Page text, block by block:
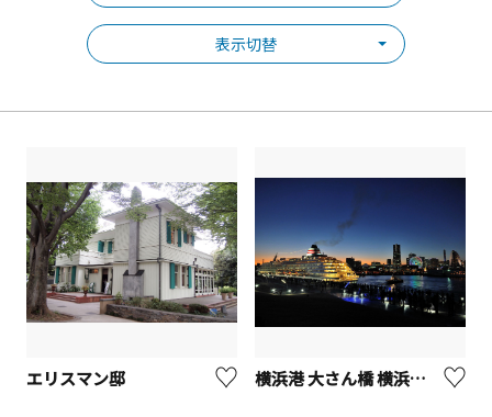
表示切替
エリスマン邸 横浜港 大さん橋 横浜国際客船ターミナル